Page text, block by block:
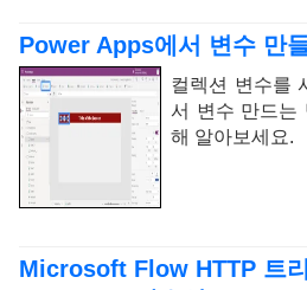
Power Apps에서 변수 만
컬렉션 변수를
서 변수 만드는
해 알아보세요.
Microsoft Flow HTTP 트